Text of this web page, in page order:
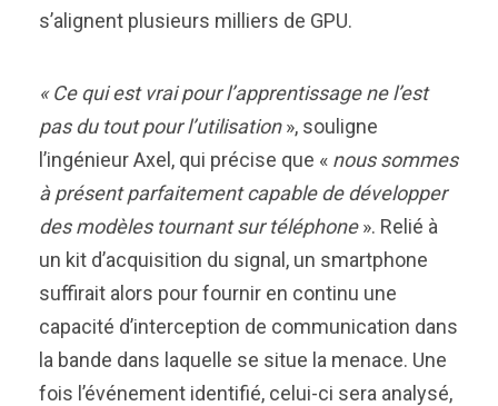
s’alignent plusieurs milliers de GPU.
« Ce qui est vrai pour l’apprentissage ne l’est
pas du tout pour l’utilisation», souligne
l’ingénieur Axel, qui précise que « nous sommes
à présent parfaitement capable de développer
des modèles tournant sur téléphone». Relié à
un kit d’acquisition du signal, un smartphone
suffirait alors pour fournir en continu une
capacité d’interception de communication dans
la bande dans laquelle se situe la menace. Une
fois l’événement identifié, celui-ci sera analysé,